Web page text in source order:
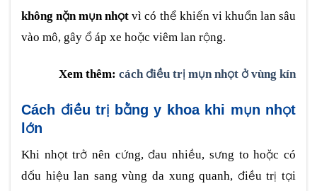
không nặn mụn nhọt vì có thể khiến vi khuẩn lan sâu
vào mô, gây ổ áp xe hoặc viêm lan rộng.
Xem thêm: cách điều trị mụn nhọt ở vùng kín
Cách điều trị bằng y khoa khi mụn nhọt
lớn
Khi nhọt trở nên cứng, đau nhiều, sưng to hoặc có
dấu hiệu lan sang vùng da xung quanh, điều trị tại